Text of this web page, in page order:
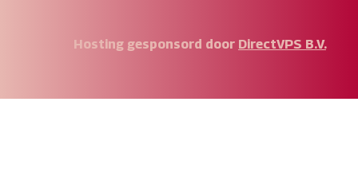
Hosting gesponsord door DirectVPS B.V.